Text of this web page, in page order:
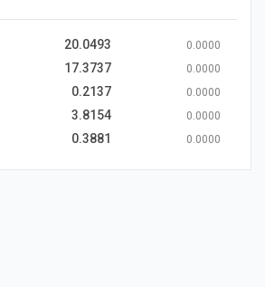
20.0493 0.0000
17.3737 0.0000
0.2137 0.0000
3.8154 0.0000
0.3881 0.0000